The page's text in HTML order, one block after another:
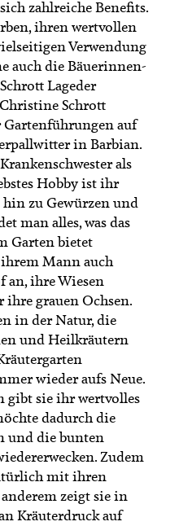
zahlreiche Benefits.
ihren wertvollen
Verwendung
auch die Bäuerinnen-
Lageder
Schrott
auf
in Barbian.
als
Hobby ist ihr
zu Gewürzen und
man alles, was das
Garten bietet
Mann auch
an, ihre Wiesen
ihre grauen Ochsen.
in der Natur, die
und Heilkräutern
wieder aufs Neue.
sie ihr wertvolles
dadurch die
und die bunten
Zudem
mit ihren
zeigt sie in
Kräuterdruck auf